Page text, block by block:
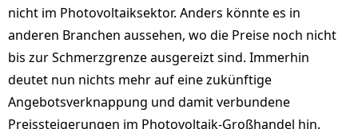
nicht im Photovoltaiksektor. Anders könnte es in
anderen Branchen aussehen, wo die Preise noch nicht
bis zur Schmerzgrenze ausgereizt sind. Immerhin
deutet nun nichts mehr auf eine zukünftige
Angebotsverknappung und damit verbundene
Preissteigerungen im Photovoltaik-Großhandel hin.